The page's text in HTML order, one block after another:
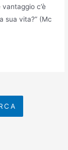
c’è
sua vita?” (Mc